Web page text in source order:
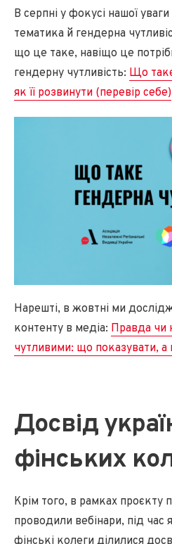
В серпні у фокусі нашої
тематика й гендерна
що це таке, навіщо це
гендерну чутливість: Що
як її розвинути (перевір себе)
Нарешті, в жовтні ми
контенту в медіа: Правда чи
чутливими: що показувати, а
Досвід
фінських
Крім того, в рамках проєкту
проводили вебінари, під час